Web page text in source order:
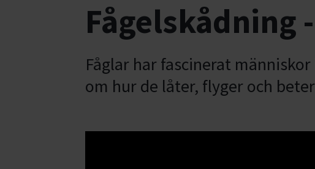
Fågelskådning
Fåglar har fascinerat
om hur de låter, flyger och